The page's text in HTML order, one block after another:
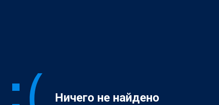
Ничего не найдено